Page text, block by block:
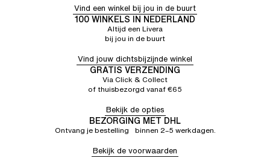
Vind een winkel bij jou in de buurt
100 WINKELS IN NEDERLAND
Altijd een Livera
bij jou in de buurt
Vind jouw dichtsbijzijnde winkel
GRATIS VERZENDING
Via Click & Collect
of thuisbezorgd vanaf €65
Bekijk de opties
BEZORGING MET DHL
Ontvang je bestelling binnen 2–5 werkdagen.
Bekijk de voorwaarden